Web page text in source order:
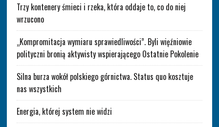
Trzy kontenery śmieci i rzeka, która oddaje to, co do niej
wrzucono
„Kompromitacja wymiaru sprawiedliwości”. Byli więźniowie
polityczni bronią aktywisty wspierającego Ostatnie Pokolenie
Silna burza wokół polskiego górnictwa. Status quo kosztuje
nas wszystkich
Energia, której system nie widzi